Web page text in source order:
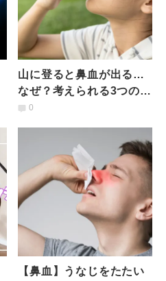
山に登ると鼻血が出る…
なぜ？考えられる3つの理
由とは｜医師が解説
0
【鼻血】うなじをたたい